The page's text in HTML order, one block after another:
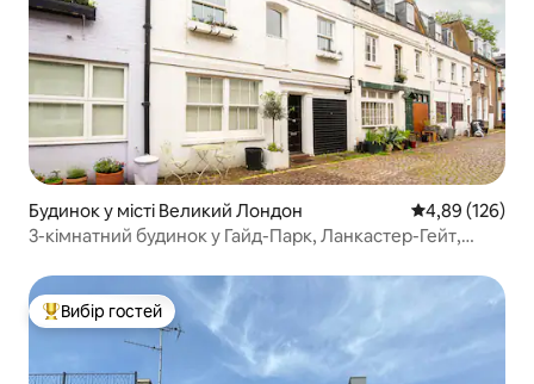
Будинок у місті Великий Лондон Середня
4,89 (126)
3-кімнатний будинок у Гайд-Парк, Ланкастер-Гейт,
Топ вибір гостей
Вибір гостей